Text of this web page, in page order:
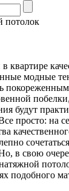
потолок
квартире
модные
будут
просто: на
в свою
подобного